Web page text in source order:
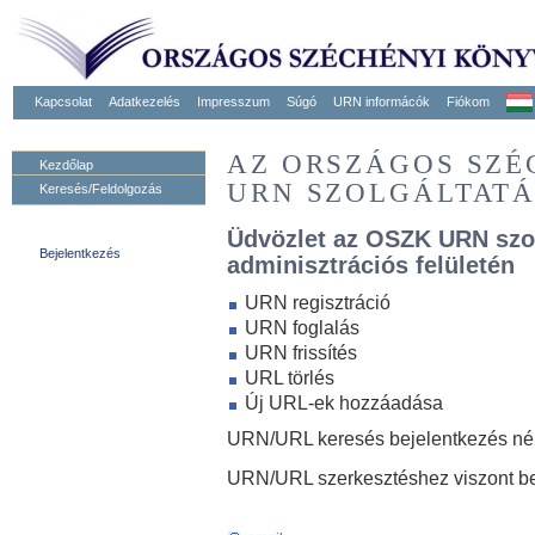
Kapcsolat Adatkezelés Impresszum Súgó URN informácók Fiókom
Kezdőlap
Keresés/Feldolgozás
Bejelentkezés
AZ ORSZÁGOS
URN
Üdvözlet az OSZK URN
adminisztrációs felületén
URN regisztráció
URN foglalás
URN frissítés
URL törlés
Új URL-ek hozzáadása
URN/URL keresés bejelentkezés
URN/URL szerkesztéshez viszont